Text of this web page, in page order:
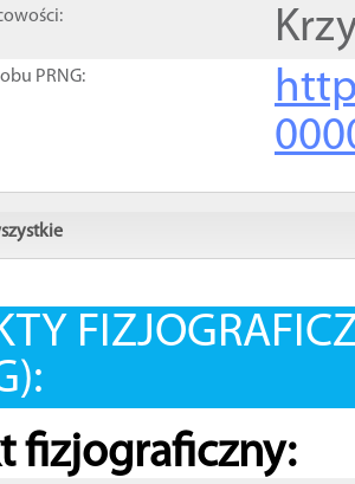
PRNG:
fizjograficzny: